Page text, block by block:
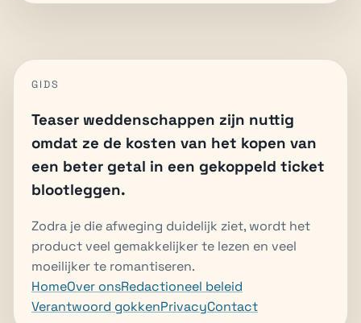
GIDS
Teaser weddenschappen zijn nuttig
omdat ze de kosten van het kopen van
een beter getal in een gekoppeld ticket
blootleggen.
Zodra je die afweging duidelijk ziet, wordt het
product veel gemakkelijker te lezen en veel
moeilijker te romantiseren.
HomeOver onsRedactioneel beleid
Verantwoord gokkenPrivacyContact